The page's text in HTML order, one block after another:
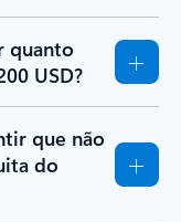
quanto
USD?
que não
do